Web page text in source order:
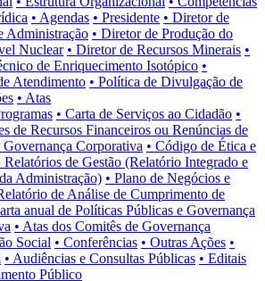
• Agendas • Presidente • Diretor de
Administração • Diretor de Produção do
Nuclear • Diretor de Recursos Minerais •
de Enriquecimento Isotópico •
Atendimento • Política de Divulgação de
• Atas
• Carta de Serviços ao Cidadão •
de Recursos Financeiros ou Renúncias de
Governança Corporativa • Código de Ética e
Relatórios de Gestão (Relatório Integrado e
Administração) • Plano de Negócios e
de Análise de Cumprimento de
anual de Políticas Públicas e Governança
• Atas dos Comitês de Governança
Social • Conferências • Outras Ações •
• Audiências e Consultas Públicas • Editais
Público